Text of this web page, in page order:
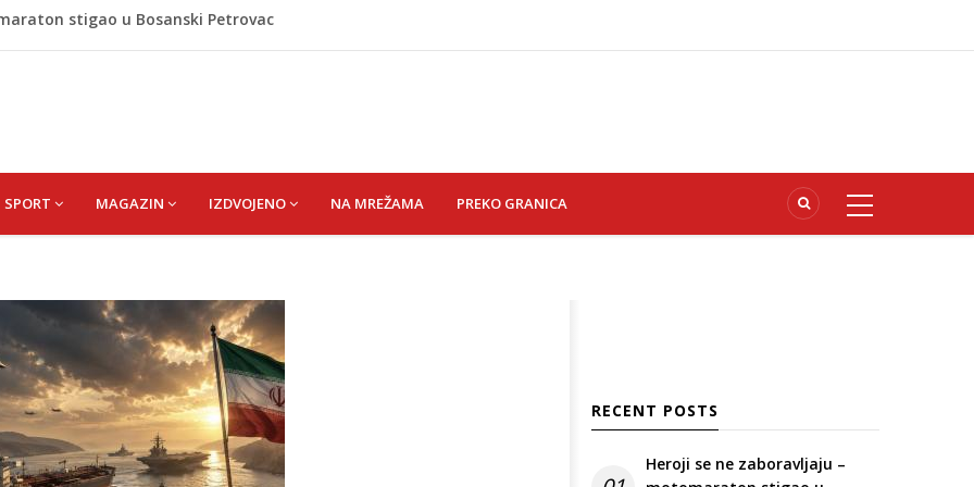
poslala poruku o Srebrenici: Kad svi priznamo genocid,
pješački prelaz: Kad neće grad, mora neko
SPORT MAGAZIN IZDVOJENO NA MREŽAMA PREKO GRANICA
RECENT POSTS
Heroji se ne zaboravljaju –